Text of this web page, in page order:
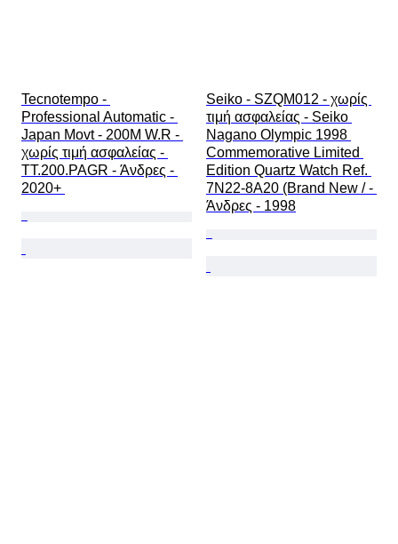
Tecnotempo -
Professional Automatic -
Japan Movt - 200M W.R -
χωρίς τιμή ασφαλείας -
TT.200.PAGR - Άνδρες -
2020+
Seiko - SZQM012 - χωρίς
τιμή ασφαλείας - Seiko
Nagano Olympic 1998
Commemorative Limited
Edition Quartz Watch Ref.
7N22-8A20 (Brand New / -
Άνδρες - 1998